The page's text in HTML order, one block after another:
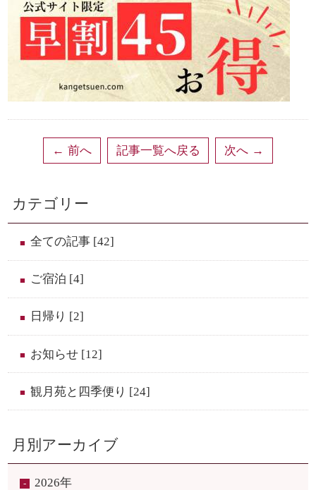
前へ 記事一覧へ戻る 次へ
カテゴリー
全ての記事 [42]
ご宿泊 [4]
日帰り [2]
お知らせ [12]
観月苑と四季便り [24]
月別アーカイブ
2026年
空室検索
チェックイン日・チェックアウト日
人数（1部屋あたり） 部屋数
ご宿泊プラン一覧
お部屋から探す